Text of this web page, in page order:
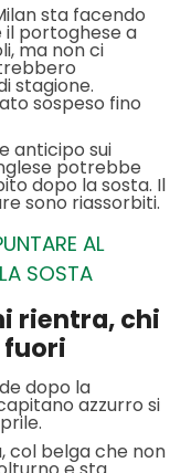
sta facendo
portoghese a
ma non ci
stagione.
sospeso fino
anticipo sui
potrebbe
dopo la sosta. Il
sono riassorbiti.
AL
SOSTA
rientra, chi
fuori
dopo la
azzurro si
col belga che non